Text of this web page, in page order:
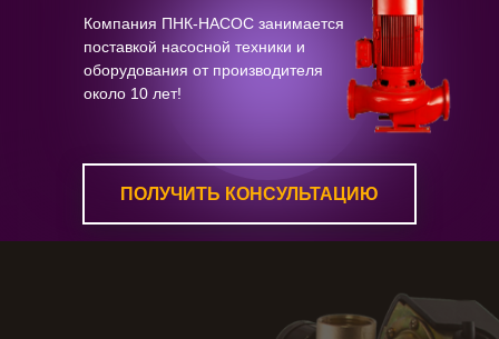
Компания ПНК-НАСОС занимается
поставкой насосной техники и
оборудования от производителя
около 10 лет!
ПОЛУЧИТЬ КОНСУЛЬТАЦИЮ